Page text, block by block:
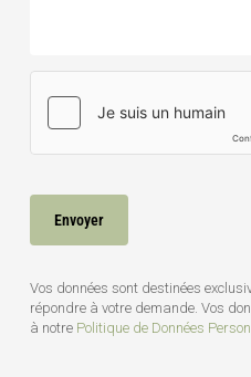
Vos données sont destinées
répondre à votre demande. Vos
à notre Politique de Données